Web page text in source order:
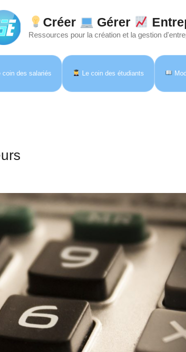
Créer Gérer
Ressources pour la création et la gestion
coin des salariés Le coin des étudiants